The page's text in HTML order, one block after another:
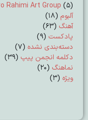
Rahimi Art Group (5)
آلبوم (18)
آهنگ (63)
پادکست (9)
دسته‌بندی نشده (7)
دکلمه انجمن پیپ (39)
نماهنگ (20)
ویژه (3)